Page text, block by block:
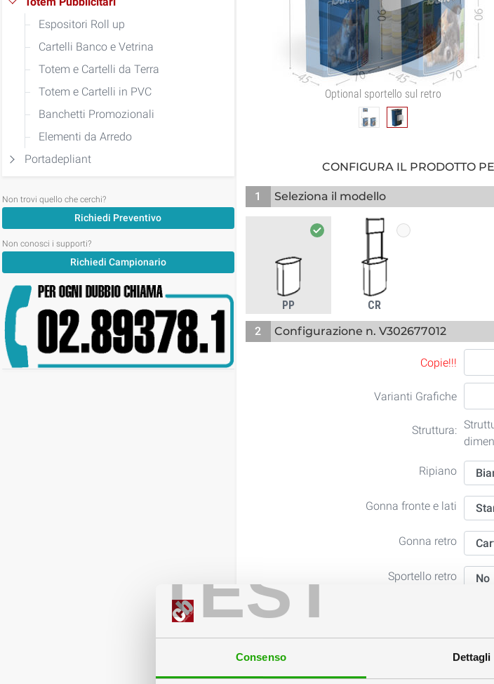
TEST
Consenso Dettagli
Espositori Roll up
Cartelli Banco e Vetrina
Totem e Cartelli da Terra
Totem e Cartelli in PVC
Banchetti Promozionali
Elementi da Arredo
Portadepliant
Non trovi quello che cerchi?
Richiedi Preventivo
Non conosci i supporti?
Richiedi Campionario
Optional sportello sul retro
CONFIGURA IL PRODOTTO
1 Seleziona il modello
PP
CR
2
Configurazione n. V302677012
Copie!!!
Varianti Grafiche
Struttura:
Ripiano
Gonna fronte e lati
Gonna retro
Sportello retro
Inscatolamento